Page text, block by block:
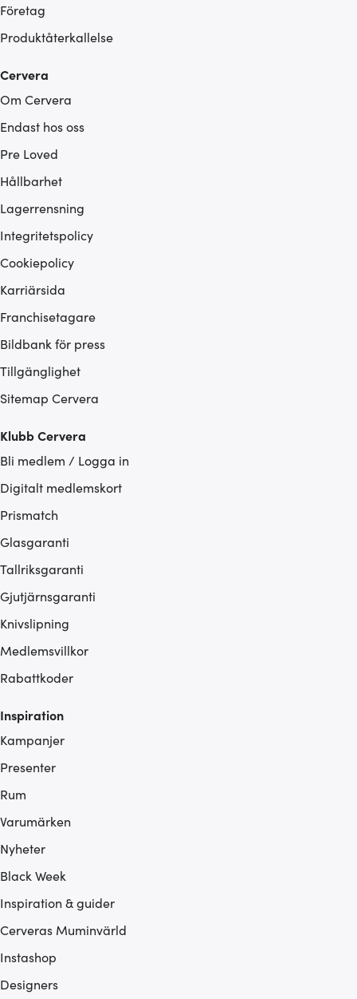
Företag
Produktåterkallelse
Cervera
Om Cervera
Endast hos oss
Pre Loved
Hållbarhet
Lagerrensning
Integritetspolicy
Cookiepolicy
Karriärsida
Franchisetagare
Bildbank för press
Tillgänglighet
Sitemap Cervera
Klubb Cervera
Bli medlem / Logga in
Digitalt medlemskort
Prismatch
Glasgaranti
Tallriksgaranti
Gjutjärnsgaranti
Knivslipning
Medlemsvillkor
Rabattkoder
Inspiration
Kampanjer
Presenter
Rum
Varumärken
Nyheter
Black Week
Inspiration & guider
Cerveras Muminvärld
Instashop
Designers